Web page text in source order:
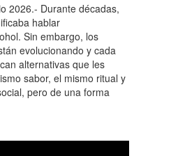
2026.- Durante décadas,
hablar
Sin embargo, los
evolucionando y cada
alternativas que les
sabor, el mismo ritual y
pero de una forma